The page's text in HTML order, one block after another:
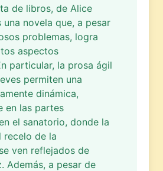
de libros, de Alice
una novela que, a pesar
problemas, logra
aspectos
particular, la prosa ágil
permiten una
dinámica,
en las partes
el sanatorio, donde la
recelo de la
ven reflejados de
Además, a pesar de